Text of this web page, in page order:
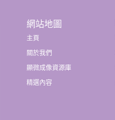
網站地圖
主頁
關於我們
顯微成像資源庫
精選內容